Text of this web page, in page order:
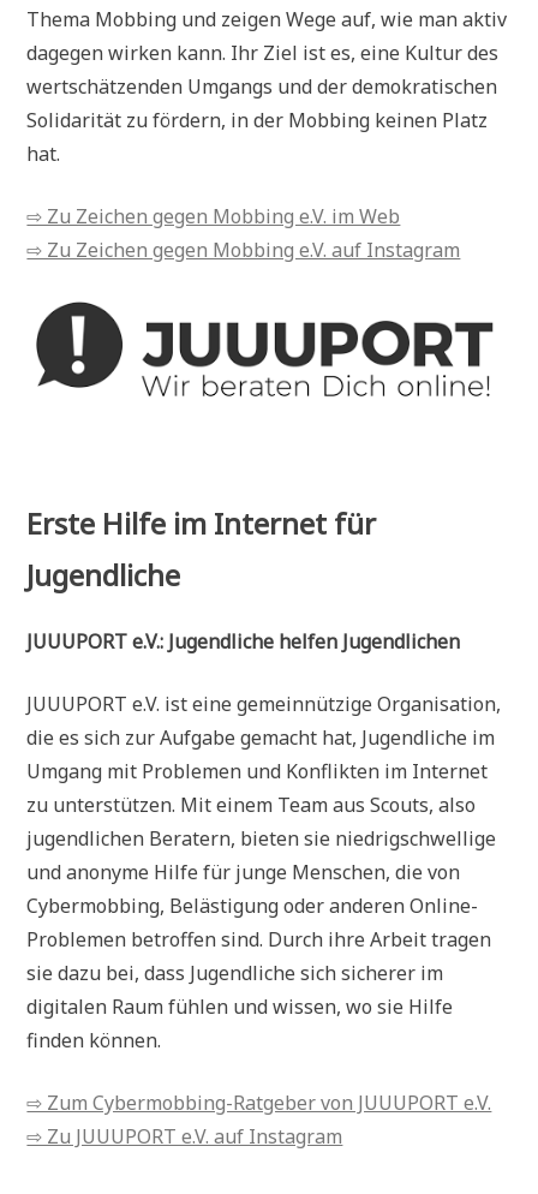
Thema Mobbing und zeigen Wege auf, wie man aktiv
dagegen wirken kann. Ihr Ziel ist es, eine Kultur des
wertschätzenden Umgangs und der demokratischen
Solidarität zu fördern, in der Mobbing keinen Platz
hat.
⇨ Zu Zeichen gegen Mobbing e.V. im Web
⇨ Zu Zeichen gegen Mobbing e.V. auf Instagram
Erste Hilfe im Internet für
Jugendliche
JUUUPORT e.V.: Jugendliche helfen Jugendlichen
JUUUPORT e.V. ist eine gemeinnützige Organisation,
die es sich zur Aufgabe gemacht hat, Jugendliche im
Umgang mit Problemen und Konflikten im Internet
zu unterstützen. Mit einem Team aus Scouts, also
jugendlichen Beratern, bieten sie niedrigschwellige
und anonyme Hilfe für junge Menschen, die von
Cybermobbing, Belästigung oder anderen Online-
Problemen betroffen sind. Durch ihre Arbeit tragen
sie dazu bei, dass Jugendliche sich sicherer im
digitalen Raum fühlen und wissen, wo sie Hilfe
finden können.
⇨ Zum Cybermobbing-Ratgeber von JUUUPORT e.V.
⇨ Zu JUUUPORT e.V. auf Instagram